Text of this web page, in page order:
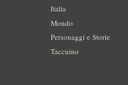
Italia
Mondo
Personaggi e Storie
Taccuino